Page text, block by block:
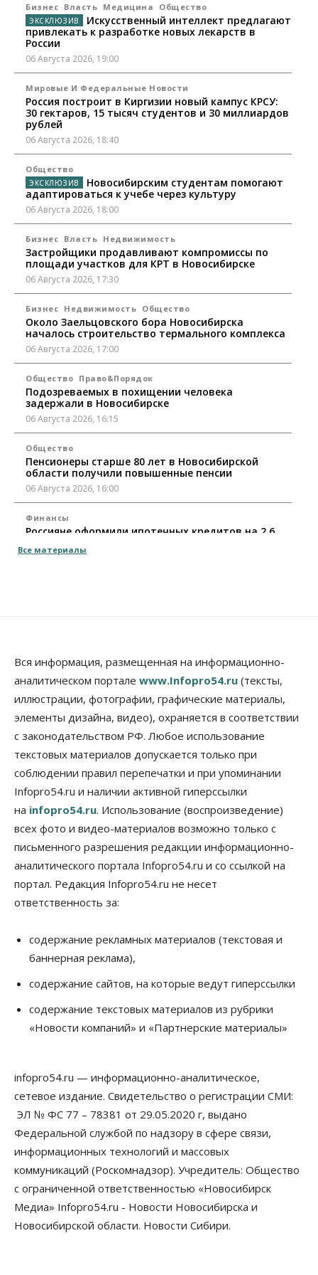
Бизнес Власть Медицина Общество
Искусственный интеллект предлагают
привлекать к разработке новых лекарств в
России
06 Августа 2026, 19:00
Мировые И Федеральные Новости
Россия построит в Киргизии новый кампус КРСУ:
30 гектаров, 15 тысяч студентов и 30 миллиардов
рублей
06 Августа 2026, 18:40
Общество
Новосибирским студентам помогают
адаптироваться к учебе через культуру
06 Августа 2026, 18:00
Бизнес Власть Недвижимость
Застройщики продавливают компромиссы по
площади участков для КРТ в Новосибирске
06 Августа 2026, 17:30
Бизнес Недвижимость Общество
Около Заельцовского бора Новосибирска
началось строительство термального комплекса
06 Августа 2026, 17:00
Общество Право&Порядок
Подозреваемых в похищении человека
задержали в Новосибирске
06 Августа 2026, 16:15
Общество
Пенсионеры старше 80 лет в Новосибирской
области получили повышенные пенсии
06 Августа 2026, 16:00
Финансы
Россияне оформили ипотечных кредитов на 2,6
06 Августа 2026, 15:53
Бизнес
Правительство России продлило разрешение на
выпуск бензина «Евро-3»
06 Августа 2026, 14:00
Общество
«За тех, у кого от 270 баллов,
настоящая борьба»: вузы настойчиво
обзванивают новосибирских высокобалльников
перед зачислением
06 Августа 2026, 13:00
Власть
Режим ЧС ввели в Омской области из-за засухи
06 Августа 2026, 12:15
Новосибирск готовится к визиту Владимира
Путина
Бизнес Недвижимость Общество
Росреестр назвал главные причины
06 Августа 2026, 12:00
Телекоммуникации
В 16 населённых пунктах Мошковского района
Бизнес Право&Порядок
Злоумышленники опять атакуют
новосибирские компании через электронную
почту
06 Августа 2026, 11:00
Общество
Медики готовятся к второму пику активности
клещей в Новосибирской области
06 Августа 2026, 10:00
Все материалы
Вся информация, размещенная на информационно-
аналитическом портале www.Infopro54.ru (тексты,
иллюстрации, фотографии, графические материалы,
элементы дизайна, видео), охраняется в соответствии
с законодательством РФ. Любое использование
текстовых материалов допускается только при
соблюдении правил перепечатки и при упоминании
Infopro54.ru и наличии активной гиперссылки
на infopro54.ru. Использование (воспроизведение)
всех фото и видео-материалов возможно только с
письменного разрешения редакции информационно-
аналитического портала Infopro54.ru и со ссылкой на
портал. Редакция Infopro54.ru не несет
ответственность за:
содержание рекламных материалов (текстовая и
баннерная реклама),
содержание сайтов, на которые ведут гиперссылки
содержание текстовых материалов из рубрики
«Новости компаний» и «Партнерские материалы»
infopro54.ru — информационно-аналитическое,
сетевое издание. Свидетельство о регистрации СМИ:
ЭЛ № ФС 77 – 78381 от 29.05.2020 г, выдано
Федеральной службой по надзору в сфере связи,
информационных технологий и массовых
коммуникаций (Роскомнадзор). Учредитель: Общество
с ограниченной ответственностью «Новосибирск
Медиа» Infopro54.ru - Новости Новосибирска и
Новосибирской области. Новости Сибири.